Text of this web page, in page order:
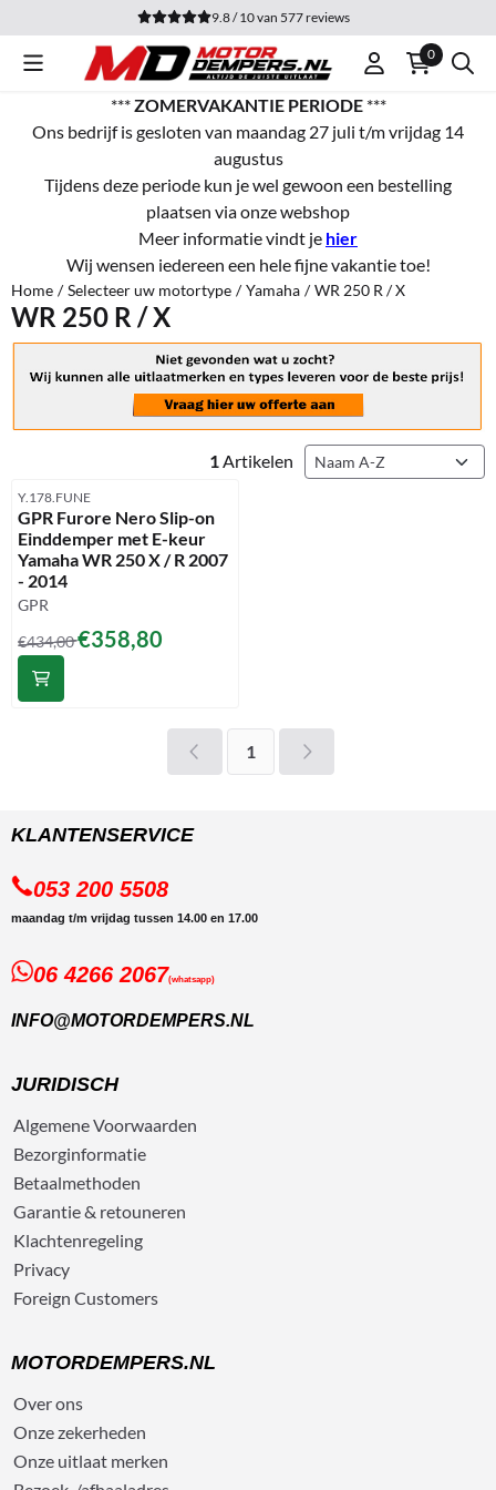
Cookievoorkeuren zijn momenteel gesloten.
9.8 / 10van 577reviews
0
***ZOMERVAKANTIE PERIODE***
Ons bedrijf is gesloten van maandag 27 juli t/m vrijdag 14
augustus
Tijdens deze periode kun je wel gewoon een bestelling
plaatsen via onze webshop
Meer informatie vindt je hier
Wij wensen iedereen een hele fijne vakantie toe!
Home / Selecteer uw motortype / Yamaha / WR 250 R / X
WR 250 R / X
1Artikelen Sorteermethode
Artikelnummer
Y.178.FUNE
GPR Furore Nero Slip-on
Einddemper met E-keur
Yamaha WR 250 X / R 2007
- 2014
Merk:
GPR
Van 434,00 voor 358,80
€434,00€358,80
1
KLANTENSERVICE
053 200 5508
maandag t/m vrijdag tussen 14.00 en 17.00
06 4266 2067(whatsapp)
INFO@MOTORDEMPERS.NL
JURIDISCH
AlgemeneVoorwaarden
Bezorginformatie
Betaalmethoden
Garantie & retouneren
Klachtenregeling
Privacy
Foreign Customers
MOTORDEMPERS.NL
Over ons
Onze zekerheden
Onze uitlaat merken